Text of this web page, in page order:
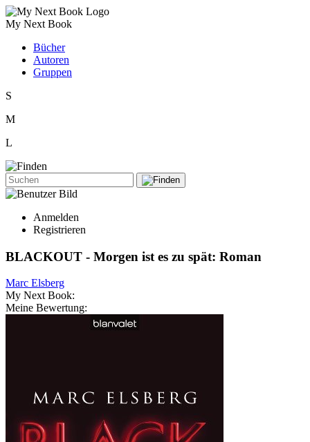
My Next Book
Bücher
Autoren
Gruppen
S
M
L
Anmelden
Registrieren
BLACKOUT - Morgen ist es zu spät: Roman
Marc Elsberg
My Next Book:
Meine Bewertung: